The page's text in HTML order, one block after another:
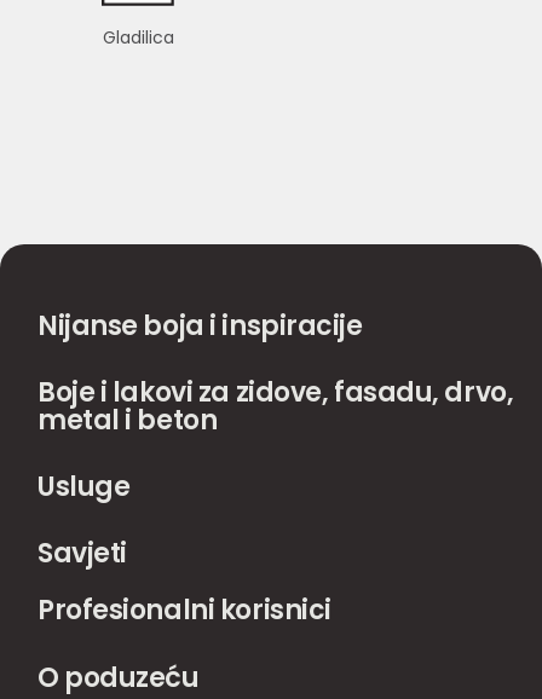
Gladilica
Nijanse boja i inspiracije
Boje i lakovi za zidove, fasadu, drvo,
metal i beton
Usluge
Savjeti
Profesionalni korisnici
O poduzeću